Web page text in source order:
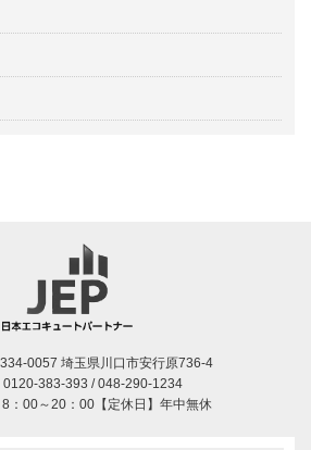
334-0057 埼玉県川口市安行原736-4
0120-383-393 / 048-290-1234
8：00～20：00【定休日】年中無休